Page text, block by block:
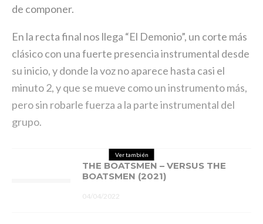
de componer.
En la recta final nos llega “El Demonio”, un corte más
clásico con una fuerte presencia instrumental desde
su inicio, y donde la voz no aparece hasta casi el
minuto 2, y que se mueve como un instrumento más,
pero sin robarle fuerza a la parte instrumental del
grupo.
Ver también
THE BOATSMEN – VERSUS THE
BOATSMEN (2021)
04/04/2022